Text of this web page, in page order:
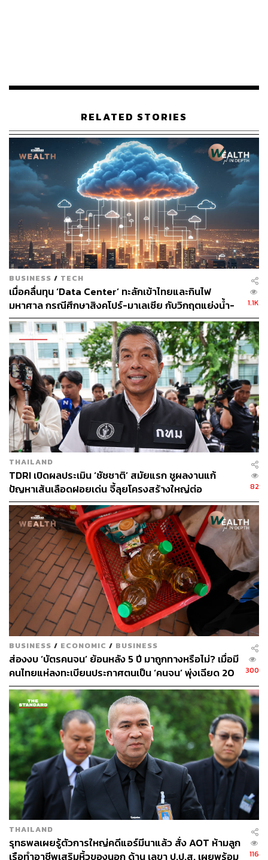
มหาศาล แต่ยังไร้การชี้แจงต้นทุนที่ชัดเจน
สถาบันวิจัยเพื่อการพัฒนาประเทศไทย (TDRI) ได้เผยแพร่
บทความที่ระบุว่า AOT ได้ชี้แจงเหตุผลของการปรับราคาครั้ง
นี้ เพื่อรองรับต้นทุนการดำเนินงานและปรับปรุงบริการของทั้ง
6 สนามบินในอนาคต แต่ทว่ายังไม่ปรากฎรายละเอียดต้นทุน
ที่เพิ่มขึ้น หรือความเชื่อมโยงระหว่างการปรับขึ้นกับแผนการ
พัฒนาสนามบินในอนาคต
แต่ในขณะเดียวกันเมื่อพิจารณาผลประกอบการของ AOT ใน
ช่วง 10 ปีที่ผ่านมาพบว่า บริษัทมีฐานะทางการเงินที่
แข็งแกร่ง มีกำไรจากการดำเนินงานตั้งแต่ 90 บาทต่อคน ถึง
290 บาทต่อคน แม้จะได้รับผลกระทบในช่วง Covid-19 แต่
สามารถกลับมาฟื้นตัวได้ โดยล่าสุดในปี 2568 AOT มีกำไร
จากการดำเนินงานถึง 25,859 ล้านบาท
TDRI ตั้งข้อสังเกตขึ้นค่า PSC อาจเพื่อชดเชย
สนามบินในประเทศที่ขาดทุน
นอกจากนี้ TDRI ยังตั้งข้อสังเกตหากพิจารณาผลประกอบการ
รายสนามบินพบว่า สนามบินหลักอย่าง สุวรรณภูมิ ดอนเมือง
ภูเก็ต และเชียงใหม่มีกำไรจากการดำเนินการ ยกเว้นสนาม
บินหาดใหญ่และเชียงรายที่ยังคงประสบกับภาวะขาดทุน
เนื่องจากมีสัดส่วนเที่ยวบินภายในประเทศสูง ซึ่งแสดงให้เห็น
ว่าอัตรา PSC ในประเทศอาจจะไม่สะท้อนต้นทุนที่แท้จริง จึง
ทำให้ขาดทุน ส่วนสนามบินที่มีสัดส่วนเที่ยวบินระหว่าง
ประเทศสูงได้รับ PSC ในอัตราที่สูงกว่าจึงทำให้มีกำไร รวม
ถึงอาจมีการพึ่งพารายได้ของเที่ยวบินระหว่างประเทศมา
ชดเชยในส่วนที่สนามบินขาดทุนอีกทางหนึ่ง
ถอดบทเรียน การกำหนดค่าธรรมเนียมสนามบินทั่วโลก ทำ
อย่างไรถึงโปร่งใส
สนามบินทั่วโลกมีรูปแบบการดำเนินงานที่แตกต่างกัน ทั้ง
สนามบินที่ดำเนินการโดยรัฐ หรือให้รัฐวิสาหกิจ/เอกชน
(Privatization) เข้ามาบริหาร ส่วนรัฐทำหน้าที่เป็นผู้กำกับดูแล
ไม่ว่าสนามบินจะดำเนินการด้วยรูปแบบใด ระบบการกำกับ
ดูแลที่มีประสิทธิภาพจะเป็นเครื่องมือสำคัญในการควบคุม
ราคา คุณภาพบริการ และการดำเนินงานด้านอื่น ๆ เนื่องจาก
สนามบินเป็นธุรกิจผูกขาด ใช้เงินลงทุนจำนวนมาก และไม่
สามารถสร้างแข่งขันกันได้ จึงทำให้ผู้ประกอบการสนามบินมี
โอกาสที่จะกำหนดราคาที่สูงเกินจริง หรือบริหารการลงทุนที่
ไม่มีประสิทธิภาพ
ในต่างประเทศมักจะมีกลไกการกำกับดูแลที่โปร่งใสและ
ชัดเจน ทั้งการติดตามผลการดำเนินงาน คุณภาพของบริการ
และความโปร่งใสของการเปิดเผยข้อมูลการปรับราคา
ในสหราชอาณาจักร:
Heathrow อยู่ภายใต้เพดานราคาที่กำหนดโดย Civil Aviation
Authority (CAA) ซึ่งทบทวนเป็นระยะทุก 5 ปี
RELATED STORIES
BUSINESS / TECH
เมื่อคลื่นทุน ‘Data Center’ ทะลักเข้าไทยและกินไฟ
มหาศาล กรณีศึกษาสิงคโปร์-มาเลเซีย กับวิกฤตแย่งน้ำ-
ไฟ
1.1K
THAILAND
TDRI เปิดผลประเมิน ‘ชัชชาติ’ สมัยแรก ชูผลงานแก้
ปัญหาเส้นเลือดฝอยเด่น จี้ลุยโครงสร้างใหญ่ต่อ
82
BUSINESS / ECONOMIC / BUSINESS
ส่องงบ ‘บัตรคนจน’ ย้อนหลัง 5 ปี มาถูกทางหรือไม่? เมื่อมี
คนไทยแห่ลงทะเบียนประกาศตนเป็น ‘คนจน’ พุ่งเฉียด 20
ล้านคน
300
THAILAND
รุทธพลเผยรู้ตัวการใหญ่คดีแอร์มีนาแล้ว สั่ง AOT ห้ามลูก
เรือทำอาชีพเสริมหิ้วของนอก ด้าน เลขา ป.ป.ส. เผยพร้อม
116